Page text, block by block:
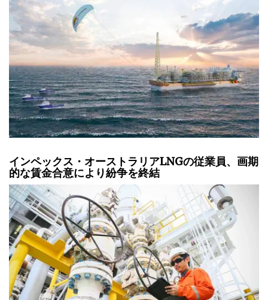
インペックス・オーストラリアLNGの従業員、画期
的な賃金合意により紛争を終結